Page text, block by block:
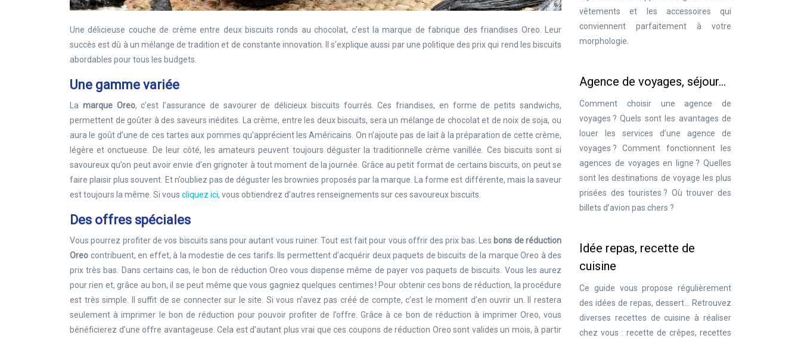
Une délicieuse couche de crème entre deux biscuits ronds au chocolat, c’est la marque de fabrique des friandises Oreo. Leur
succès est dû à un mélange de tradition et de constante innovation. Il s’explique aussi par une politique des prix qui rend les biscuits
abordables pour tous les budgets.
Une gamme variée
La marque Oreo, c’est l’assurance de savourer de délicieux biscuits fourrés. Ces friandises, en forme de petits sandwichs,
permettent de goûter à des saveurs inédites. La crème, entre les deux biscuits, sera un mélange de chocolat et de noix de soja, ou
aura le goût d’une de ces tartes aux pommes qu’apprécient les Américains. On n’ajoute pas de lait à la préparation de cette crème,
légère et onctueuse. De leur côté, les amateurs peuvent toujours déguster la traditionnelle crème vanillée. Ces biscuits sont si
savoureux qu’on peut avoir envie d’en grignoter à tout moment de la journée. Grâce au petit format de certains biscuits, on peut se
faire plaisir plus souvent. Et n’oubliez pas de déguster les brownies proposés par la marque. La forme est différente, mais la saveur
est toujours la même. Si vous cliquez ici, vous obtiendrez d’autres renseignements sur ces savoureux biscuits.
Des offres spéciales
Vous pourrez profiter de vos biscuits sans pour autant vous ruiner. Tout est fait pour vous offrir des prix bas. Les bons de réduction
Oreo contribuent, en effet, à la modestie de ces tarifs. Ils permettent d’acquérir deux paquets de biscuits de la marque Oreo à des
prix très bas. Dans certains cas, le bon de réduction Oreo vous dispense même de payer vos paquets de biscuits. Vous les aurez
pour rien et, grâce au bon, il se peut même que vous gagniez quelques centimes ! Pour obtenir ces bons de réduction, la procédure
est très simple. Il suffit de se connecter sur le site. Si vous n’avez pas créé de compte, c’est le moment d’en ouvrir un. Il restera
seulement à imprimer le bon de réduction pour pouvoir profiter de l’offre. Grâce à ce bon de réduction à imprimer Oreo, vous
bénéficierez d’une offre avantageuse. Cela est d’autant plus vrai que ces coupons de réduction Oreo sont valides un mois, à partir
vêtements et les accessoires qui
conviennent parfaitement à votre
morphologie.
Agence de voyages, séjour…
Comment choisir une agence de
voyages ? Quels sont les avantages de
louer les services d’une agence de
voyages ? Comment fonctionnent les
agences de voyages en ligne ? Quelles
sont les destinations de voyage les plus
prisées des touristes ? Où trouver des
billets d’avion pas chers ?
Idée repas, recette de
cuisine
Ce guide vous propose régulièrement
des idées de repas, dessert… Retrouvez
diverses recettes de cuisine à réaliser
chez vous : recette de crêpes, recettes